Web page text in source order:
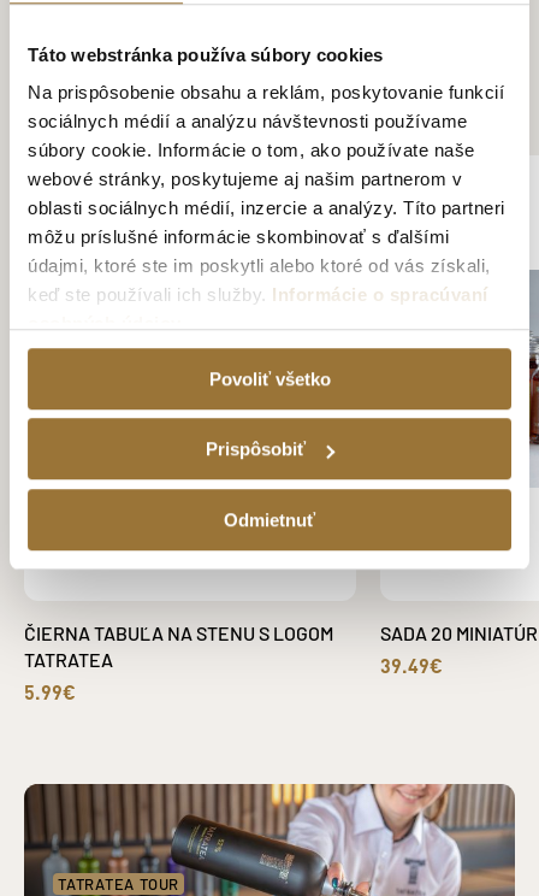
Táto webstránka používa súbory cookies
Na prispôsobenie obsahu a reklám, poskytovanie funkcií
sociálnych médií a analýzu návštevnosti používame
súbory cookie. Informácie o tom, ako používate naše
webové stránky, poskytujeme aj našim partnerom v
oblasti sociálnych médií, inzercie a analýzy. Títo partneri
môžu príslušné informácie skombinovať s ďalšími
údajmi, ktoré ste im poskytli alebo ktoré od vás získali,
keď ste používali ich služby. Informácie o spracúvaní
Povoliť všetko
Prispôsobiť
Odmietnuť
ZÁKAZNÍCI KÚPILI AJ
ČIERNA TABUĽA NA STENU S LOGOM
TATRATEA
5.99€
SADA 20
39.49€
TATRATEA TOUR